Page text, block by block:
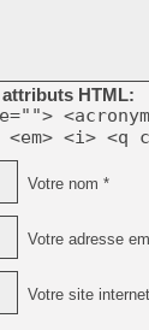
HTML:
<i>
Votre nom *
Votre adresse
Votre site internet